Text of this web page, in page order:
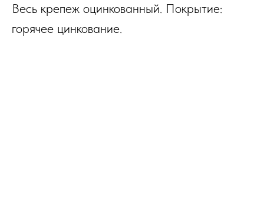
Весь крепеж оцинкованный. Покрытие:
горячее цинкование.